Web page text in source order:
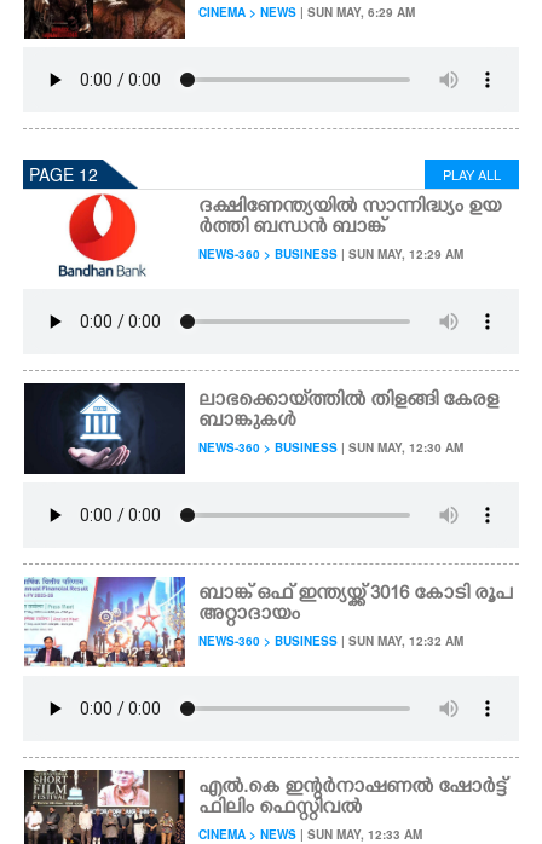
CINEMA > NEWS | SUN MAY, 6:29 AM
PAGE 12 PLAY ALL
ദക്ഷിണേന്ത്യയിൽ സാന്നിദ്ധ്യം ഉയ
ർത്തി ബന്ധൻ ബാങ്ക്
NEWS-360 > BUSINESS | SUN MAY, 12:29 AM
ലാഭക്കൊയ്‌ത്തിൽ തിളങ്ങി കേരള
ബാങ്കുകൾ
NEWS-360 > BUSINESS | SUN MAY, 12:30 AM
ബാങ്ക് ഒഫ് ഇന്ത്യയ്ക്ക് 3016 കോടി രൂപ
അറ്റാദായം
NEWS-360 > BUSINESS | SUN MAY, 12:32 AM
എൽ.കെ ഇന്റർനാഷണൽ ഷോർട്ട്
ഫിലിം ഫെസ്റ്റിവൽ
CINEMA > NEWS | SUN MAY, 12:33 AM